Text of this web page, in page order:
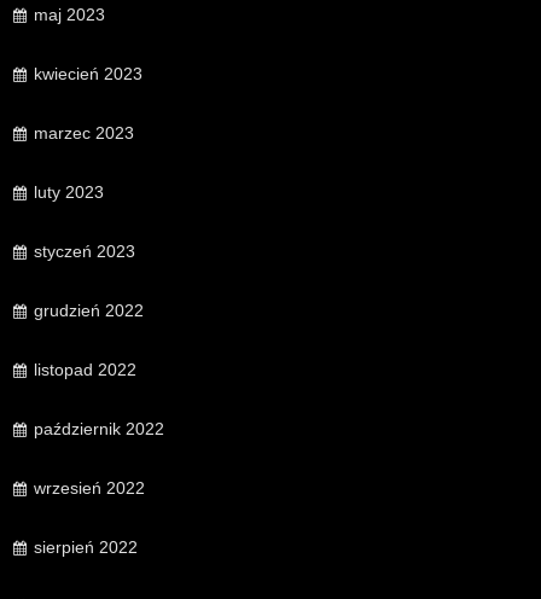
maj 2023
kwiecień 2023
marzec 2023
luty 2023
styczeń 2023
grudzień 2022
listopad 2022
październik 2022
wrzesień 2022
sierpień 2022